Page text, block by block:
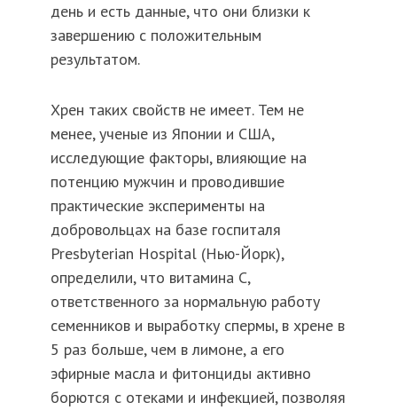
день и есть данные, что они близки к
завершению с положительным
результатом.
Хрен таких свойств не имеет. Тем не
менее, ученые из Японии и США,
исследующие факторы, влияющие на
потенцию мужчин и проводившие
практические эксперименты на
добровольцах на базе госпиталя
Presbyterian Hospital (Нью-Йорк),
определили, что витамина С,
ответственного за нормальную работу
семенников и выработку спермы, в хрене в
5 раз больше, чем в лимоне, а его
эфирные масла и фитонциды активно
борются с отеками и инфекцией, позволяя